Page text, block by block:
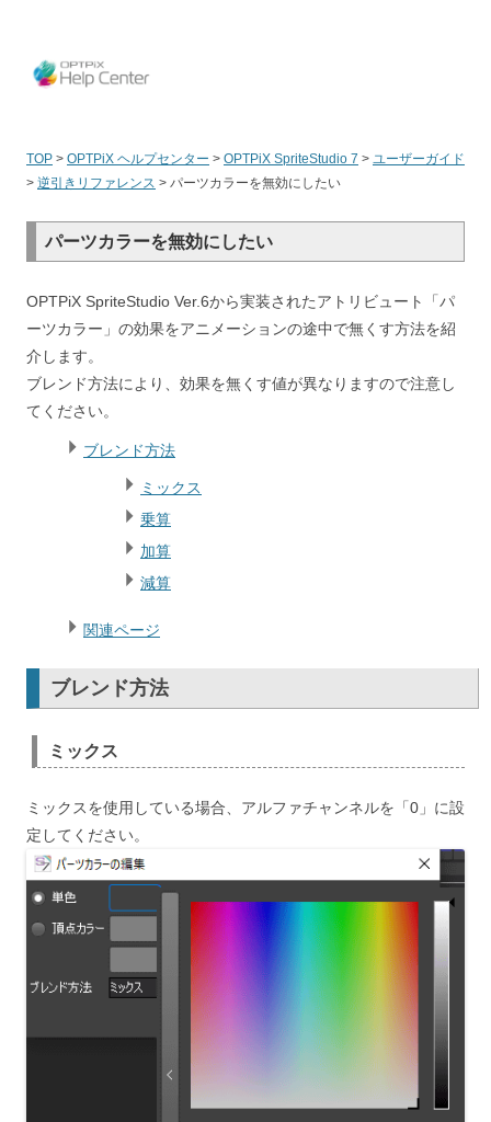
TOP > OPTPiX ヘルプセンター > OPTPiX SpriteStudio 7 > ユーザーガイド
> 逆引きリファレンス > パーツカラーを無効にしたい
パーツカラーを無効にしたい
OPTPiX SpriteStudio Ver.6から実装されたアトリビュート「パ
ーツカラー」の効果をアニメーションの途中で無くす方法を紹
介します。
ブレンド方法により、効果を無くす値が異なりますので注意し
てください。
ブレンド方法
ミックス
乗算
加算
減算
関連ページ
ブレンド方法
ミックス
ミックスを使用している場合、アルファチャンネルを「0」に設
定してください。